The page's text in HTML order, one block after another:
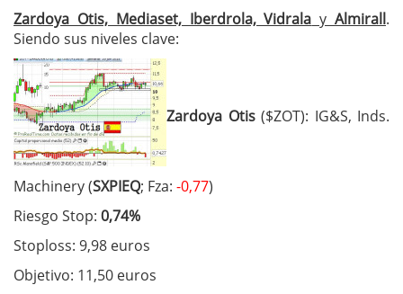
Zardoya Otis, Mediaset, Iberdrola, Vidrala yAlmirall.
Siendo sus niveles clave:
Zardoya Otis ($ZOT): IG&S, Inds.
Machinery (SXPIEQ; Fza: -0,77)
Riesgo Stop: 0,74%
Stoploss: 9,98 euros
Objetivo: 11,50 euros